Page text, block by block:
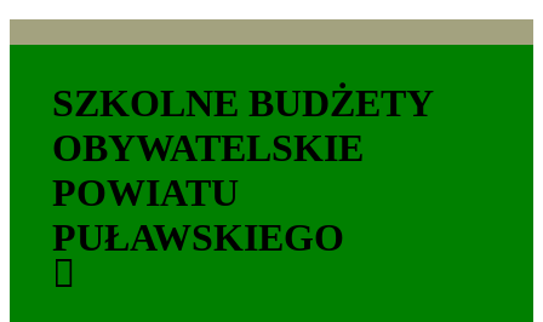
SZKOLNE BUDŻETY
OBYWATELSKIE
POWIATU
PUŁAWSKIEGO